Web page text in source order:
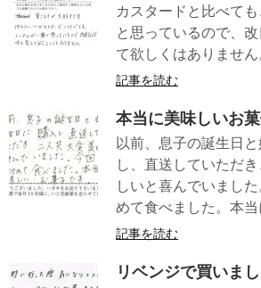
カスタードと比べて
と思っているので、
て欲しくはありませ
記事を読む
本当に美味しいお
以前、息子の誕生日
し、直送していただ
しいと喜んでいまし
めて食べました。本
記事を読む
リベンジで買いま